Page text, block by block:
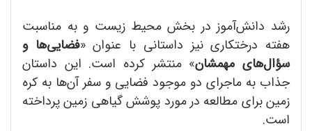
رشد دانش‌آموز در بخش محیط زیست و به مناسبت
هفته درختکاری نیز داستانی با عنوان «فضایی‌ها و
سؤال‌های مهمشان» منتشر کرده است. این داستان
جذاب به ماجرای دو موجود فضایی و سفر آن‌ها به کره
زمین برای مطالعه در مورد پوشش گیاهی زمین پرداخته
است.